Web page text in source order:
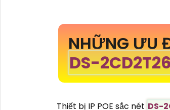
NHỮNG ƯU
DS-
Thiết bị IP POE sắc nét DS-